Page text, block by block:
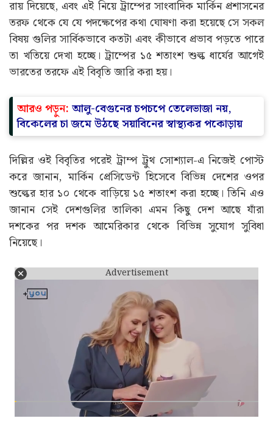
রায় দিয়েছে, এবং এই নিয়ে ট্রাম্পের সাংবাদিক মার্কিন প্রশাসনের
তরফ থেকে যে যে পদক্ষেপের কথা ঘোষণা করা হয়েছে সে সকল
বিষয় গুলির সার্বিকভাবে কতটা এবং কীভাবে প্রভাব পড়তে পারে
তা খতিয়ে দেখা হচ্ছে। ট্রাম্পের ১৫ শতাংশ শুল্ক ধার্যের আগেই
ভারতের তরফে এই বিবৃতি জারি করা হয়।
আরও পড়ুন: আলু-বেগুনের চপচপে তেলেভাজা নয়,
বিকেলের চা জমে উঠছে সয়াবিনের স্বাস্থ্যকর পকোড়ায়
দিল্লির ওই বিবৃতির পরেই ট্রাম্প ট্রুথ সোশ্যাল-এ নিজেই পোস্ট
করে জানান, মার্কিন প্রেসিডেন্ট হিসেবে বিভিন্ন দেশের ওপর
শুল্কের হার ১০ থেকে বাড়িয়ে ১৫ শতাংশ করা হচ্ছে। তিনি এও
জানান সেই দেশগুলির তালিকা এমন কিছু দেশ আছে যাঁরা
দশকের পর দশক আমেরিকার থেকে বিভিন্ন সুযোগ সুবিধা
নিয়েছে।
Advertisement